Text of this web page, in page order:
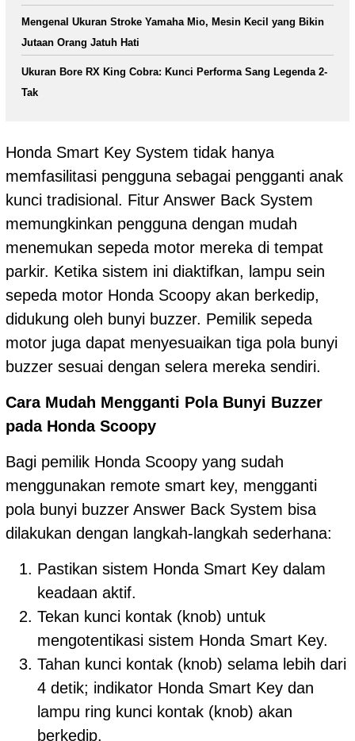
Mengenal Ukuran Stroke Yamaha Mio, Mesin Kecil yang Bikin
Jutaan Orang Jatuh Hati
Ukuran Bore RX King Cobra: Kunci Performa Sang Legenda 2-
Tak
Honda Smart Key System tidak hanya
memfasilitasi pengguna sebagai pengganti anak
kunci tradisional. Fitur Answer Back System
memungkinkan pengguna dengan mudah
menemukan sepeda motor mereka di tempat
parkir. Ketika sistem ini diaktifkan, lampu sein
sepeda motor Honda Scoopy akan berkedip,
didukung oleh bunyi buzzer. Pemilik sepeda
motor juga dapat menyesuaikan tiga pola bunyi
buzzer sesuai dengan selera mereka sendiri.
Cara Mudah Mengganti Pola Bunyi Buzzer
pada Honda Scoopy
Bagi pemilik Honda Scoopy yang sudah
menggunakan remote smart key, mengganti
pola bunyi buzzer Answer Back System bisa
dilakukan dengan langkah-langkah sederhana:
Pastikan sistem Honda Smart Key dalam
keadaan aktif.
Tekan kunci kontak (knob) untuk
mengotentikasi sistem Honda Smart Key.
Tahan kunci kontak (knob) selama lebih dari
4 detik; indikator Honda Smart Key dan
lampu ring kunci kontak (knob) akan
berkedip.